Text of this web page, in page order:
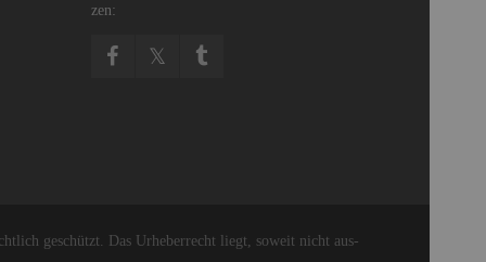
zen:
ge­schützt. Das Ur­he­ber­recht liegt, so­weit nicht aus­